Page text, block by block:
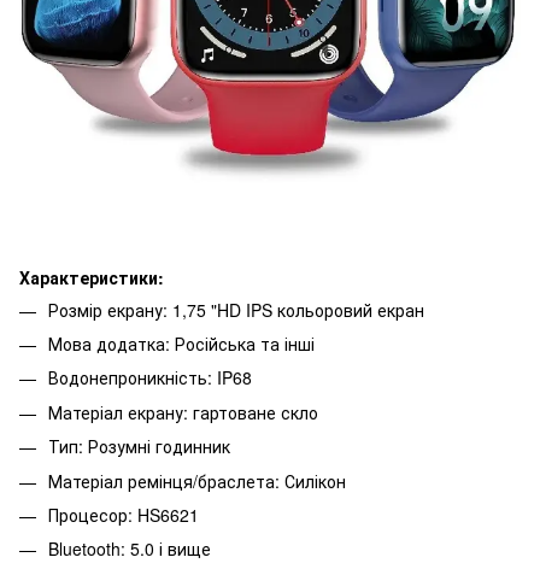
Характеристики:
Розмір екрану: 1,75 "HD IPS кольоровий екран
Мова додатка: Російська та інші
Водонепроникність: IP68
Матеріал екрану: гартоване скло
Тип: Розумні годинник
Матеріал ремінця/браслета: Силікон
Процесор: HS6621
Bluetooth: 5.0 і вище